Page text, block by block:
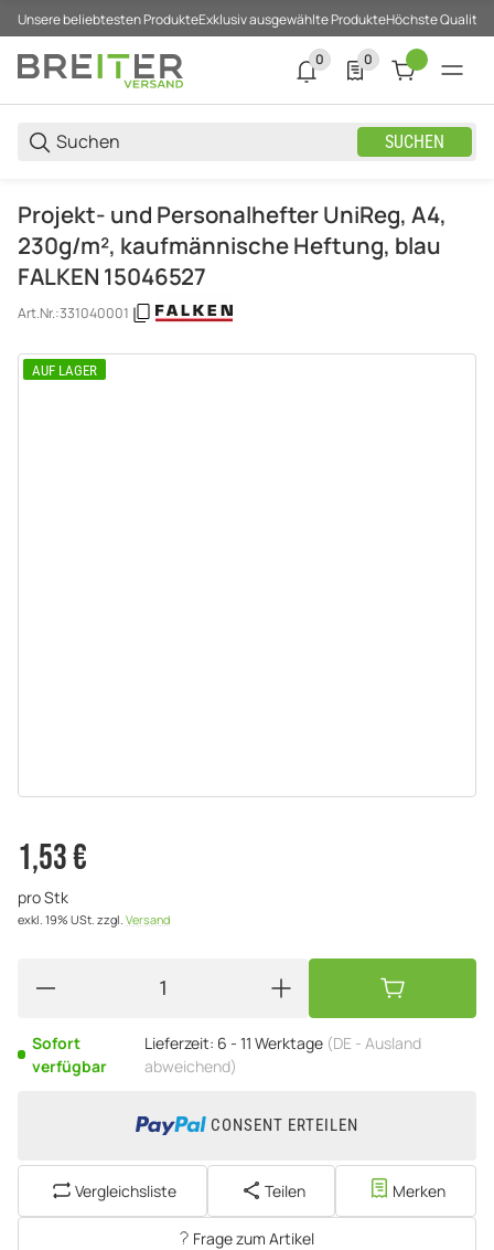
Unsere beliebtesten ProdukteExklusiv ausgewählte ProdukteHöchste Qualität
SUCHEN
0
0 neue Notifizierungen
0
0 Produkte in der
Projekt- und Personalhefter UniReg, A4,
230g/m², kaufmännische Heftung, blau
FALKEN 15046527
Art.Nr.:331040001
AUF LAGER
1,53 €
pro Stk
exkl. 19% USt. zzgl. Versand
Sofort
verfügbar
Lieferzeit: 6 - 11 Werktage (DE - Ausland
abweichend)
CONSENT ERTEILEN
Vergleichsliste Teilen Merken
Frage zum Artikel